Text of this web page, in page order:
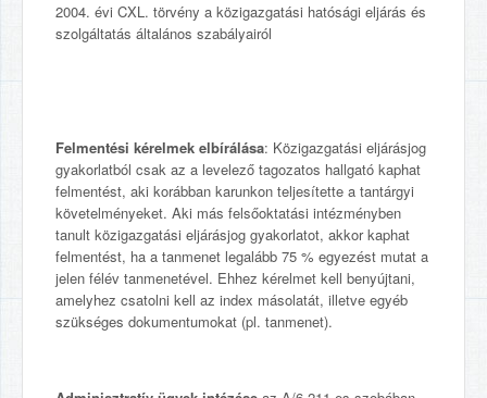
2004. évi CXL. törvény a közigazgatási hatósági eljárás és
szolgáltatás általános szabályairól
Felmentési kérelmek elbírálása: Közigazgatási eljárásjog
gyakorlatból csak az a levelező tagozatos hallgató kaphat
felmentést, aki korábban karunkon teljesítette a tantárgyi
követelményeket. Aki más felsőoktatási intézményben
tanult közigazgatási eljárásjog gyakorlatot, akkor kaphat
felmentést, ha a tanmenet legalább 75 % egyezést mutat a
jelen félév tanmenetével. Ehhez kérelmet kell benyújtani,
amelyhez csatolni kell az index másolatát, illetve egyéb
szükséges dokumentumokat (pl. tanmenet).